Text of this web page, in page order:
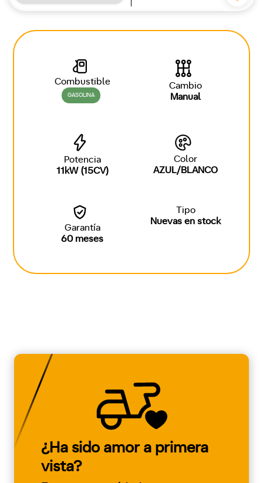
Combustible
GASOLINA
Cambio
Manual
Potencia
11kW (15CV)
Color
AZUL/BLANCO
Garantía
60 meses
Tipo
Nuevas en stock
¿Ha sido amor a primera
vista?